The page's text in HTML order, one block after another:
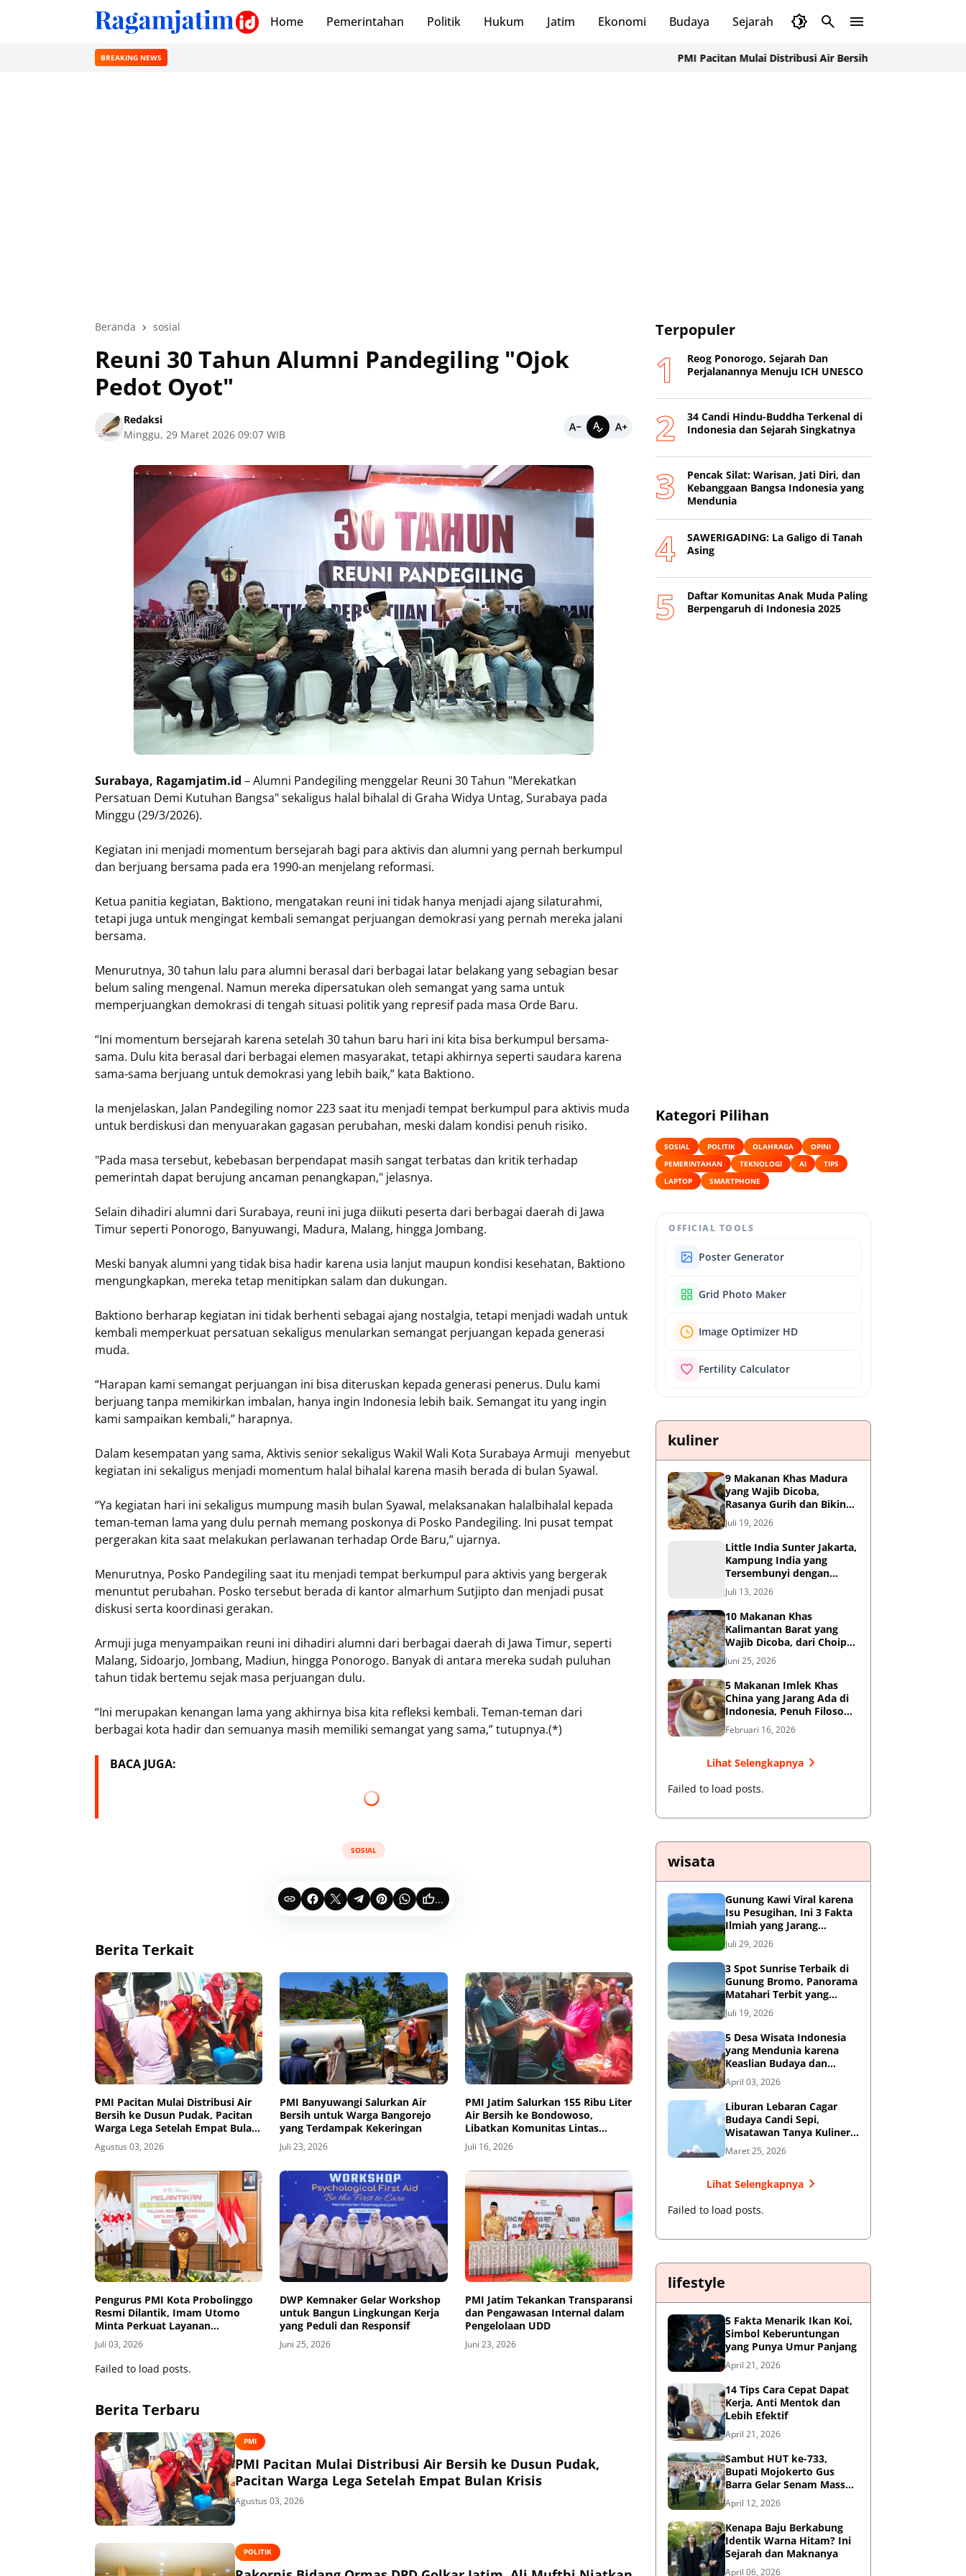
Home Pemerintahan Politik Hukum Jatim Ekonomi Budaya Sejarah Pendidikan
BREAKING NEWS PMI Pacitan Mulai Distribusi Air Bersih ke Dusun Pudak, Pacitan
Beranda sosial
Reuni 30 Tahun Alumni Pandegiling "Ojok
Pedot Oyot"
Redaksi
Minggu, 29 Maret 2026 09:07 WIB
Surabaya, Ragamjatim.id – Alumni Pandegiling menggelar Reuni 30 Tahun "Merekatkan
Persatuan Demi Kutuhan Bangsa" sekaligus halal bihalal di Graha Widya Untag, Surabaya pada
Minggu (29/3/2026).
Kegiatan ini menjadi momentum bersejarah bagi para aktivis dan alumni yang pernah berkumpul
dan berjuang bersama pada era 1990-an menjelang reformasi.
Ketua panitia kegiatan, Baktiono, mengatakan reuni ini tidak hanya menjadi ajang silaturahmi,
tetapi juga untuk mengingat kembali semangat perjuangan demokrasi yang pernah mereka jalani
bersama.
Menurutnya, 30 tahun lalu para alumni berasal dari berbagai latar belakang yang sebagian besar
belum saling mengenal. Namun mereka dipersatukan oleh semangat yang sama untuk
memperjuangkan demokrasi di tengah situasi politik yang represif pada masa Orde Baru.
“Ini momentum bersejarah karena setelah 30 tahun baru hari ini kita bisa berkumpul bersama-
sama. Dulu kita berasal dari berbagai elemen masyarakat, tetapi akhirnya seperti saudara karena
sama-sama berjuang untuk demokrasi yang lebih baik,” kata Baktiono.
Ia menjelaskan, Jalan Pandegiling nomor 223 saat itu menjadi tempat berkumpul para aktivis muda
untuk berdiskusi dan menyuarakan gagasan perubahan, meski dalam kondisi penuh risiko.
"Pada masa tersebut, kebebasan berpendapat masih sangat terbatas dan kritik terhadap
pemerintah dapat berujung ancaman penangkapan," jelasnya.
Selain dihadiri alumni dari Surabaya, reuni ini juga diikuti peserta dari berbagai daerah di Jawa
Timur seperti Ponorogo, Banyuwangi, Madura, Malang, hingga Jombang.
Meski banyak alumni yang tidak bisa hadir karena usia lanjut maupun kondisi kesehatan, Baktiono
mengungkapkan, mereka tetap menitipkan salam dan dukungan.
Baktiono berharap kegiatan ini tidak berhenti sebagai ajang nostalgia, tetapi menjadi wadah untuk
kembali memperkuat persatuan sekaligus menularkan semangat perjuangan kepada generasi
muda.
“Harapan kami semangat perjuangan ini bisa diteruskan kepada generasi penerus. Dulu kami
berjuang tanpa memikirkan imbalan, hanya ingin Indonesia lebih baik. Semangat itu yang ingin
kami sampaikan kembali,” harapnya.
Dalam kesempatan yang sama, Aktivis senior sekaligus Wakil Wali Kota Surabaya Armuji menyebut
kegiatan ini sekaligus menjadi momentum halal bihalal karena masih berada di bulan Syawal.
“Ya kegiatan hari ini sekaligus mumpung masih bulan Syawal, melaksanakan halalbihalal kepada
teman-teman lama yang dulu pernah memang poskonya di Posko Pandegiling. Ini pusat tempat
pergerakan kita saat melakukan perlawanan terhadap Orde Baru,” ujarnya.
Menurutnya, Posko Pandegiling saat itu menjadi tempat berkumpul para aktivis yang bergerak
menuntut perubahan. Posko tersebut berada di kantor almarhum Sutjipto dan menjadi pusat
diskusi serta koordinasi gerakan.
Armuji juga menyampaikan reuni ini dihadiri alumni dari berbagai daerah di Jawa Timur, seperti
Malang, Sidoarjo, Jombang, Madiun, hingga Ponorogo. Banyak di antara mereka sudah puluhan
tahun tidak bertemu sejak masa perjuangan dulu.
“Ini merupakan kenangan lama yang akhirnya bisa kita refleksi kembali. Teman-teman dari
berbagai kota hadir dan semuanya masih memiliki semangat yang sama,” tutupnya.(*)
BACA JUGA:
SOSIAL
...
Berita Terkait
PMI Pacitan Mulai Distribusi Air
Bersih ke Dusun Pudak, Pacitan
Warga Lega Setelah Empat Bulan
Krisis
Agustus 03, 2026
PMI Banyuwangi Salurkan Air
Bersih untuk Warga Bangorejo
yang Terdampak Kekeringan
Juli 23, 2026
PMI Jatim Salurkan 155 Ribu Liter
Air Bersih ke Bondowoso,
Libatkan Komunitas Lintas
Agama
Juli 16, 2026
Pengurus PMI Kota Probolinggo
Resmi Dilantik, Imam Utomo
Minta Perkuat Layanan
Kemanusiaan
Juli 03, 2026
DWP Kemnaker Gelar Workshop
untuk Bangun Lingkungan Kerja
yang Peduli dan Responsif
Juni 25, 2026
PMI Jatim Tekankan Transparansi
dan Pengawasan Internal dalam
Pengelolaan UDD
Juni 23, 2026
Failed to load posts.
Berita Terbaru
PMI
PMI Pacitan Mulai Distribusi Air Bersih ke Dusun Pudak,
Pacitan Warga Lega Setelah Empat Bulan Krisis
Agustus 03, 2026
POLITIK
Terpopuler
Reog Ponorogo, Sejarah Dan
Perjalanannya Menuju ICH UNESCO
34 Candi Hindu-Buddha Terkenal di
Indonesia dan Sejarah Singkatnya
Pencak Silat: Warisan, Jati Diri, dan
Kebanggaan Bangsa Indonesia yang
Mendunia
SAWERIGADING: La Galigo di Tanah
Asing
Daftar Komunitas Anak Muda Paling
Berpengaruh di Indonesia 2025
Kategori Pilihan
SOSIAL POLITIK OLAHRAGA
OPINI
PEMERINTAHAN
TEKNOLOGI AI
TIPS
LAPTOP
SMARTPHONE
OFFICIAL TOOLS
Poster Generator
Grid Photo Maker
Image Optimizer HD
Fertility Calculator
kuliner
9 Makanan Khas Madura
yang Wajib Dicoba,
Rasanya Gurih dan Bikin
Nagih
Juli 19, 2026
Little India Sunter Jakarta,
Kampung India yang
Tersembunyi dengan
Sejarah Panjang dan
Kuliner Autentik
Juli 13, 2026
10 Makanan Khas
Kalimantan Barat yang
Wajib Dicoba, dari Choipan
hingga Sotong Pangkong
Juni 25, 2026
5 Makanan Imlek Khas
China yang Jarang Ada di
Indonesia, Penuh Filosofi
Keberuntungan
Februari 16, 2026
Lihat Selengkapnya
Failed to load posts.
wisata
Gunung Kawi Viral karena
Isu Pesugihan, Ini 3 Fakta
Ilmiah yang Jarang
Diketahui
Juli 29, 2026
3 Spot Sunrise Terbaik di
Gunung Bromo, Panorama
Matahari Terbit yang
Memukau
Juli 19, 2026
5 Desa Wisata Indonesia
yang Mendunia karena
Keaslian Budaya dan
Tradisi
April 03, 2026
Liburan Lebaran Cagar
Budaya Candi Sepi,
Wisatawan Tanya Kuliner
di Sekitar Candi Pari
Maret 25, 2026
Lihat Selengkapnya
Failed to load posts.
lifestyle
5 Fakta Menarik Ikan Koi,
Simbol Keberuntungan
yang Punya Umur Panjang
April 21, 2026
14 Tips Cara Cepat Dapat
Kerja, Anti Mentok dan
Lebih Efektif
April 21, 2026
Sambut HUT ke-733,
Bupati Mojokerto Gus
Barra Gelar Senam Massal
di Stadion Gajah Mada
April 12, 2026
Kenapa Baju Berkabung
Identik Warna Hitam? Ini
Sejarah dan Maknanya
April 06, 2026